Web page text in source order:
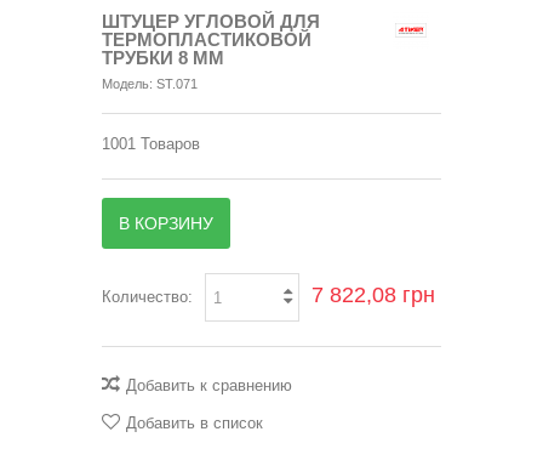
ШТУЦЕР УГЛОВОЙ ДЛЯ
ТЕРМОПЛАСТИКОВОЙ
ТРУБКИ 8 ММ
Модель: ST.071
1001 Товаров
В КОРЗИНУ
Количество: 7 822,08 грн
Добавить к сравнению
Добавить в список